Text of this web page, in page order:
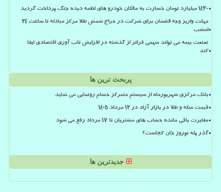
۱۴۳۰ میلیارد تومان خسارت به مالکان خودرو های لطمه دیده جنگ پرداخت گردید
مهلت واریز وجه الضمان برای شرکت در حراج شمش طلا مرکز مبادله تا ساعت ۲۴
امشب
صنعت بیمه می تواند سهمی فراتر از گذشته در افزایش تاب آوری اقتصادی ایفا
کند
پربحث ترین ها
بانک مرکزی شهریورماه از سیستم متمرکز حسام رونمایی می نماید
قیمت سکه و طلا در بازار آزاد در ۱۲ مرداد ۱۴۰۵
مغایرت باقی مانده حساب های مشتریان تا 17 مرداد رفع می شود
گذر پله نوروز خان کجاست؟
جدیدترین ها